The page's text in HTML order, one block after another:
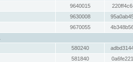
9640015
9630008
9670055
580240
581840